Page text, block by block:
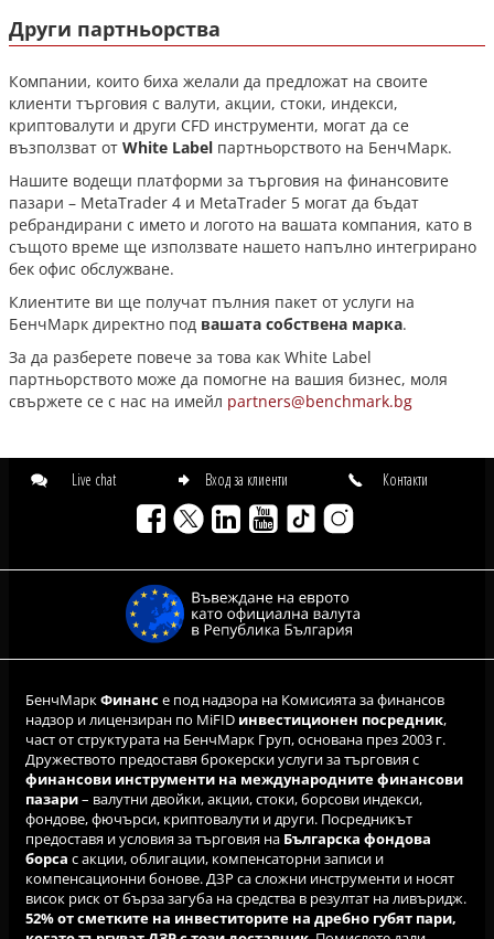
Други партньорства
Компании, които биха желали да предложат на своите
клиенти търговия с валути, акции, стоки, индекси,
криптовалути и други CFD инструменти, могат да се
възползват от White Label партньорството на БенчМарк.
Нашите водещи платформи за търговия на финансовите
пазари – MetaTrader 4 и MetaTrader 5 могат да бъдат
ребрандирани с името и логото на вашата компания, като в
същото време ще използвате нашето напълно интегрирано
бек офис обслужване.
Клиентите ви ще получат пълния пакет от услуги на
БенчМарк директно под вашата собствена марка.
За да разберете повече за това как White Label
партньорството може да помогне на вашия бизнес, моля
свържете се с нас на имейл partners@benchmark.bg
Live chat Вход за клиенти Контакти
БенчМаркФинансе под надзора на Комисията за финансов
надзор и лицензиран по MiFID инвестиционен посредник,
част от структурата на БенчМарк Груп, основана през 2003 г.
Дружеството предоставя брокерски услуги за търговия с
финансови инструменти на международните финансови
пазари– валутни двойки, акции, стоки, борсови индекси,
фондове, фючърси, криптовалути и други. Посредникът
предоставя и условия за търговия на Българска фондова
борса с акции, облигации, компенсаторни записи и
компенсационни бонове. ДЗР са сложни инструменти и носят
висок риск от бърза загуба на средства в резултат на ливъридж.
52% от сметките на инвеститорите на дребно губят пари,